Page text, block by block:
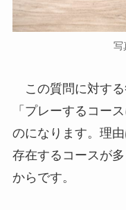
写
この質問に対する
「プレーするコー
のになります。理
存在するコースが
からです。